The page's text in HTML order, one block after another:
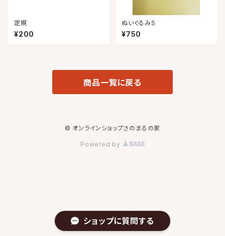
ショップに質問する
定規
¥200
ぬいぐるみS
¥750
商品一覧に戻る
© オンラインショップさのまるの家
Powered by